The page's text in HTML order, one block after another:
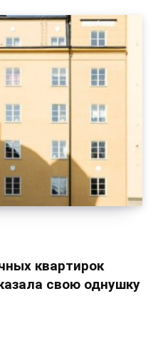
квартирок
свою однушку